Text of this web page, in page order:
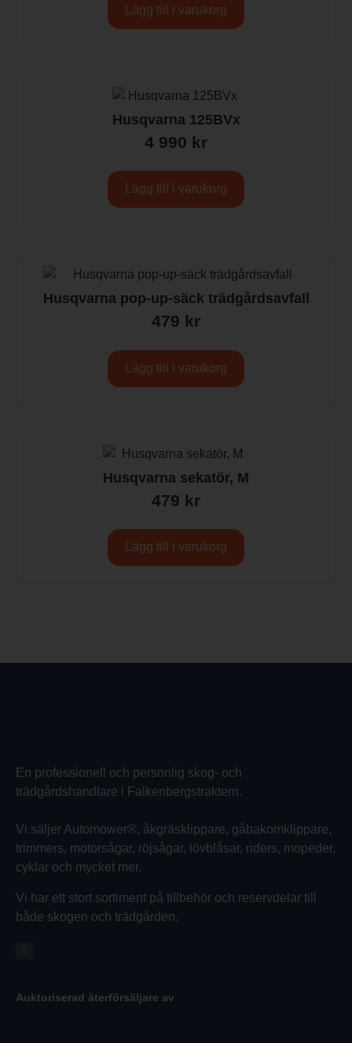
Lägg till i varukorg
Husqvarna 125BVx
4 990 kr
Lägg till i varukorg
Husqvarna pop-up-säck trädgårdsavfall
479 kr
Lägg till i varukorg
Husqvarna sekatör, M
479 kr
Lägg till i varukorg
En professionell och personlig skog- och
trädgårdshandlare i Falkenbergstraktern.
Vi säljer Automower®, åkgräsklippare, gåbakomklippare,
trimmers, motorsågar, röjsågar, lövblåsar, riders, mopeder,
cyklar och mycket mer.
Vi har ett stort sortiment på tillbehör och reservdelar till
både skogen och trädgården.
Auktoriserad återförsäljare av